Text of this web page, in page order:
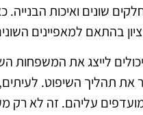
שונים ואיכות
בהתאם למאפיינים
לייצג את המשפחות
את תהליך השיפוט.
עליהם. זה לא רק